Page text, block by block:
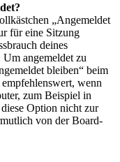
„Angemeldet
für eine Sitzung
deines
angemeldet zu
bleiben“ beim
wenn
zum Beispiel in
Option nicht zur
von der Board-